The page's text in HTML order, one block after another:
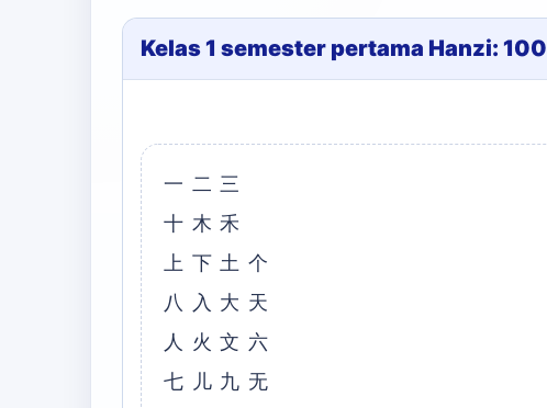
Kelas 1 semester pertama Hanzi: 100
一二三
十木禾
上下土个
八入大天
人火文六
七儿九无